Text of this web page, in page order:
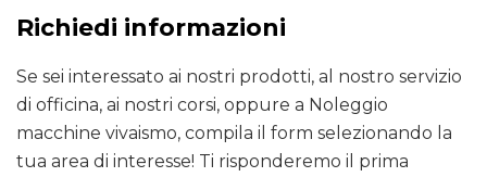
Richiedi informazioni
Se sei interessato ai nostri prodotti, al nostro servizio
di officina, ai nostri corsi, oppure a Noleggio
macchine vivaismo, compila il form selezionando la
tua area di interesse! Ti risponderemo il prima